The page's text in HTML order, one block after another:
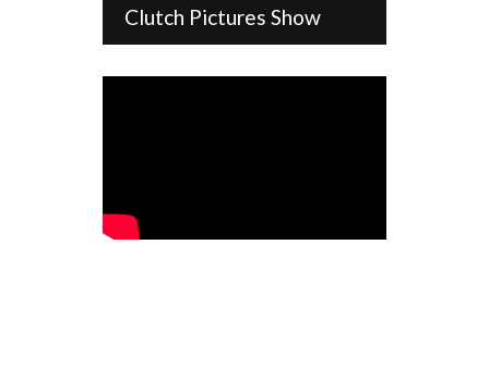
Clutch Pictures Show